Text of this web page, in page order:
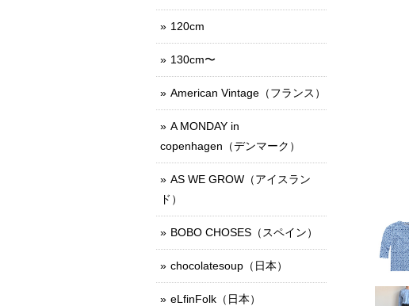
120cm
130cm〜
American Vintage（フランス）
A MONDAY in
copenhagen（デンマーク）
AS WE GROW（アイスラン
ド）
BOBO CHOSES（スペイン）
chocolatesoup（日本）
eLfinFolk（日本）